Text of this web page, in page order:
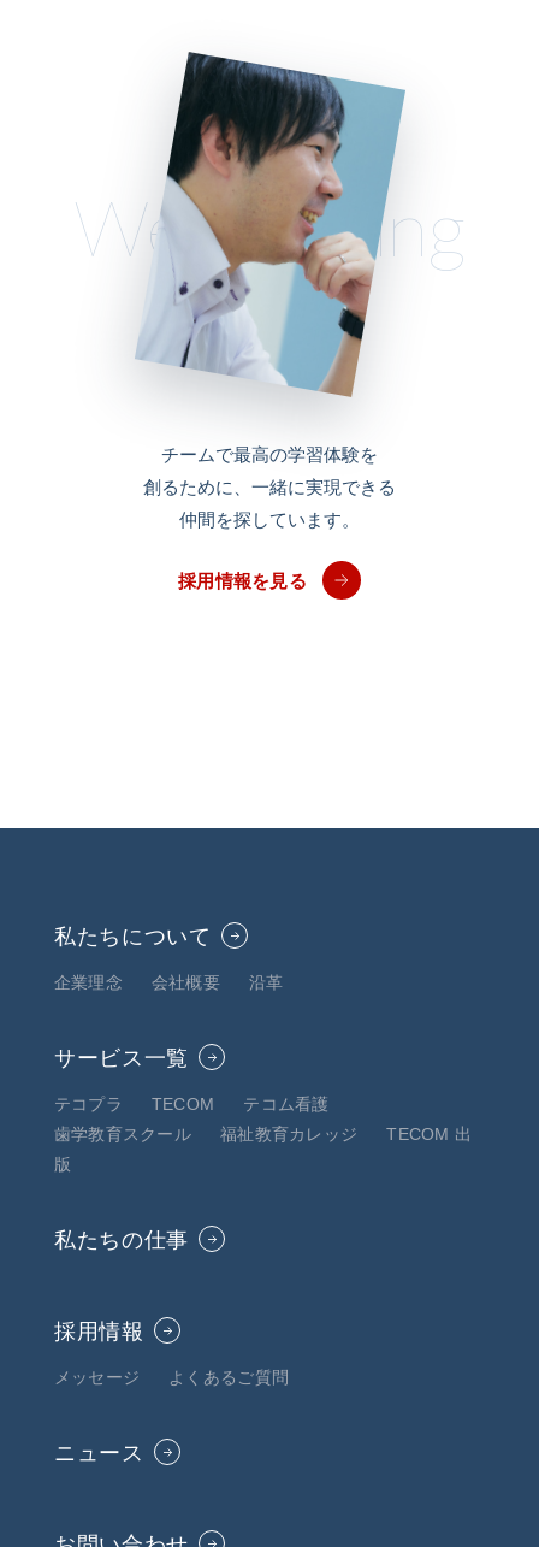
We’re Hiring
チームで最高の学習体験を
創るために、 一緒に実現できる
仲間を探しています。
採用情報を見る
私たちについて
企業理念 会社概要 沿革
サービス一覧
テコプラ TECOM
テコム看護
歯学教育スクール
福祉教育カレッジ
TECOM 出
版
私たちの仕事
採用情報
メッセージ よくあるご質問
ニュース